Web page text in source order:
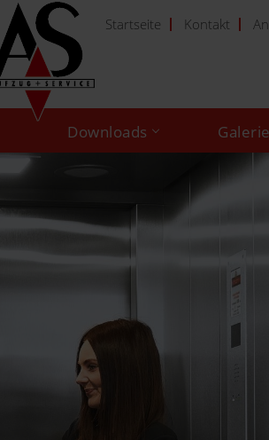
Startseite Kontakt
Downloads Galerie